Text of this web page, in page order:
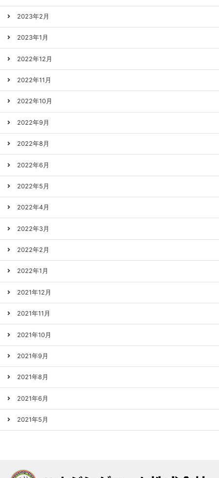
2023年2月
2023年1月
2022年12月
2022年11月
2022年10月
2022年9月
2022年8月
2022年6月
2022年5月
2022年4月
2022年3月
2022年2月
2022年1月
2021年12月
2021年11月
2021年10月
2021年9月
2021年8月
2021年6月
2021年5月